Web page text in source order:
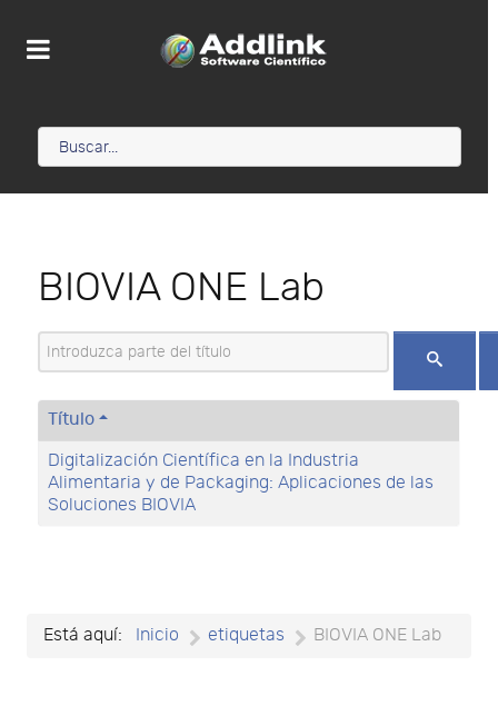
BIOVIA ONE Lab
Introduzca parte del título
Título
Digitalización Científica en la Industria
Alimentaria y de Packaging: Aplicaciones de las
Soluciones BIOVIA
Está aquí: Inicio etiquetas BIOVIA ONE Lab